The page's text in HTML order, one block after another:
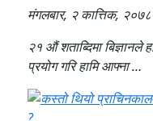
मंगलबार, २ कात्तिक, २०७८
२१ औं शताब्दिमा
प्रयोग गरि हामि आफ्ना …